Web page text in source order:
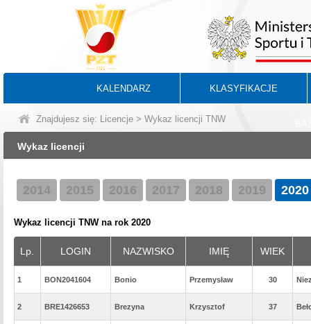
KALENDARZ KLASYFIKACJE
Znajdujesz się: Licencje > Wykaz licencji TNW
Wykaz licencji
2014 2015 2016 2017 2018 2019 2020
Wykaz licencji TNW na rok 2020
Lp. LOGIN NAZWISKO IMIĘ WIEK
1 BON2041604 Bonio Przemysław 30
2 BRE1426653 Brezyna Krzysztof 37